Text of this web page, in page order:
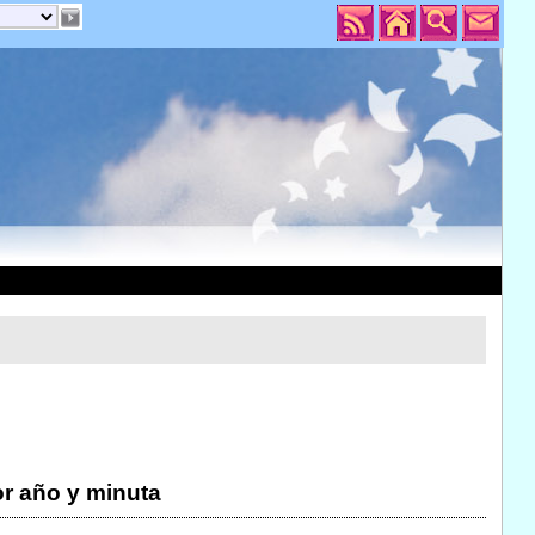
año y minuta